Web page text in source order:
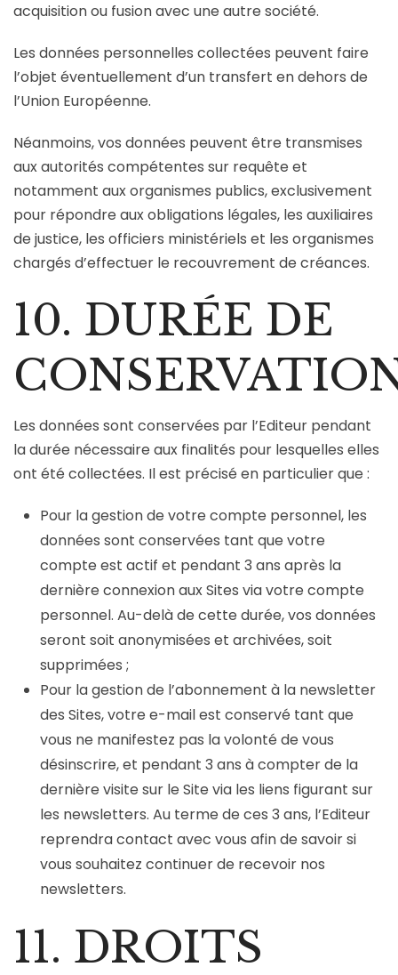
acquisition ou fusion avec une autre société.
Les données personnelles collectées peuvent faire
l’objet éventuellement d’un transfert en dehors de
l’Union Européenne.
Néanmoins, vos données peuvent être transmises
aux autorités compétentes sur requête et
notamment aux organismes publics, exclusivement
pour répondre aux obligations légales, les auxiliaires
de justice, les officiers ministériels et les organismes
chargés d’effectuer le recouvrement de créances.
10. DURÉE DE
Les données sont conservées par l’Editeur pendant
la durée nécessaire aux finalités pour lesquelles elles
ont été collectées. Il est précisé en particulier que :
Pour la gestion de votre compte personnel, les
données sont conservées tant que votre
compte est actif et pendant 3 ans après la
dernière connexion aux Sites via votre compte
personnel. Au-delà de cette durée, vos données
seront soit anonymisées et archivées, soit
supprimées ;
Pour la gestion de l’abonnement à la newsletter
des Sites, votre e-mail est conservé tant que
vous ne manifestez pas la volonté de vous
désinscrire, et pendant 3 ans à compter de la
dernière visite sur le Site via les liens figurant sur
les newsletters. Au terme de ces 3 ans, l’Editeur
reprendra contact avec vous afin de savoir si
vous souhaitez continuer de recevoir nos
newsletters.
11. DROITS